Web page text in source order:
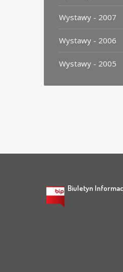
Wystawy - 2007
Wystawy - 2006
Wystawy - 2005
Biuletyn